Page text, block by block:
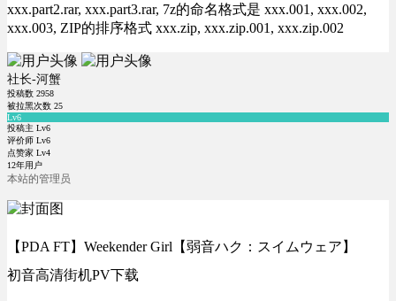
xxx.part2.rar, xxx.part3.rar, 7z的命名格式是 xxx.001, xxx.002,
xxx.003, ZIP的排序格式 xxx.zip, xxx.zip.001, xxx.zip.002
社长-河蟹
投稿数 2958
被拉黑次数 25
Lv6
投稿主 Lv6
评价师 Lv6
点赞家 Lv4
12年用户
本站的管理员
【PDA FT】Weekender Girl【弱音ハク：スイムウェア】
初音高清街机PV下载